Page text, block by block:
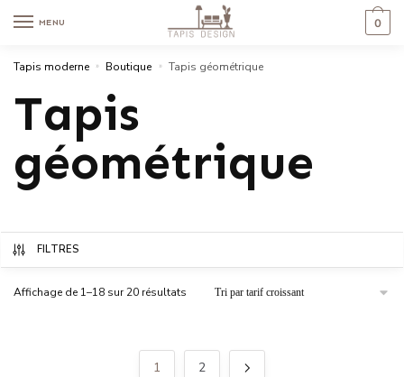
MENU 0
Tapis moderne » Boutique » Tapis géométrique
Tapis
géométrique
FILTRES
Affichage de 1–18 sur 20 résultats
1 2